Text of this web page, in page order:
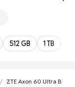
512 GB 1 TB
ZTE Axon 60 Ultra Bắc